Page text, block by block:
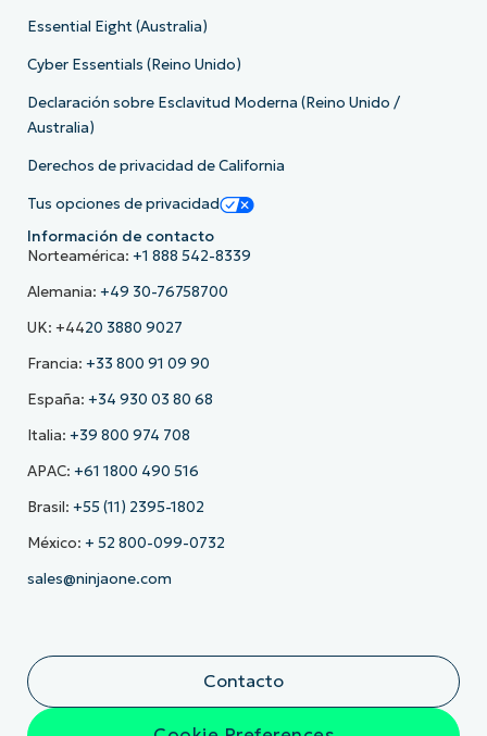
Essential Eight (Australia)
Cyber Essentials (Reino Unido)
Declaración sobre Esclavitud Moderna (Reino Unido /
Australia)
Derechos de privacidad de California
Tus opciones de privacidad
Información de contacto
Norteamérica: +1 888 542-8339
Alemania: +49 30-76758700
UK: +4420 3880 9027
Francia: +33 800 91 09 90
España: +34 930 03 80 68
Italia: +39 800 974 708
APAC: +61 1800 490 516
Brasil: +55 (11) 2395-1802
México: + 52 800-099-0732
sales@ninjaone.com
Contacto